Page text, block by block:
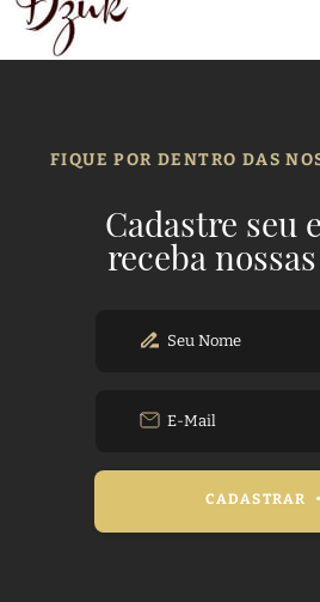
FIQUE POR DENTRO DAS
Cadastre seu
receba
CADASTRAR